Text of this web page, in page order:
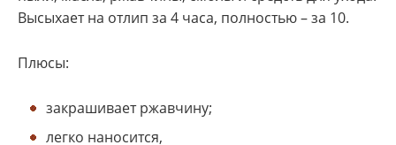
Высыхает на отлип за 4 часа, полностью – за 10.
Плюсы:
закрашивает ржавчину;
легко наносится,